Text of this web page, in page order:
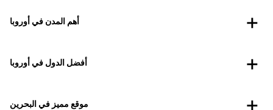
أهم المدن في أوروبا
أفضل الدول في أوروبا
موقع مميز في البحرين